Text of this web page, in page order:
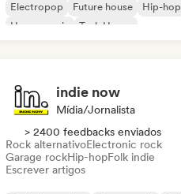
Electropop
Future house
Hip-hop
House music
Tech House
indie now
Mídia/Jornalista
> 2400 feedbacks enviados
Rock alternativoElectronic rock
Garage rockHip-hopFolk indie
Escrever artigos